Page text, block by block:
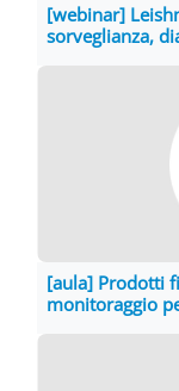
[webinar]
sorveglianza,
[aula] Prodotti
monitoraggio